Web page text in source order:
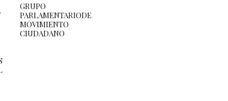
GRUPO
PARLAMENTARIODE
MOVIMIENTO
CIUDADANO